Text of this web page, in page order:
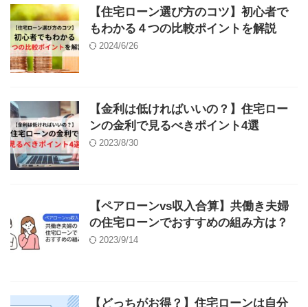
【住宅ローン選び方のコツ】初心者で
もわかる４つの比較ポイントを解説
2024/6/26
【金利は低ければいいの？】住宅ロー
ンの金利で見るべきポイント4選
2023/8/30
【ペアローンvs収入合算】共働き夫婦
の住宅ローンでおすすめの組み方は？
2023/9/14
【どっちがお得？】住宅ローンは自分